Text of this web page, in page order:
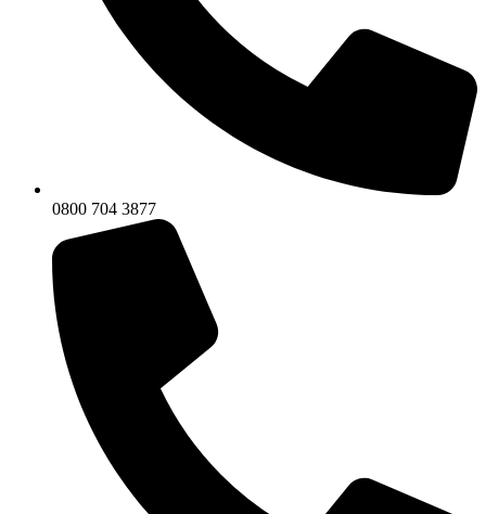
0800 704 3877